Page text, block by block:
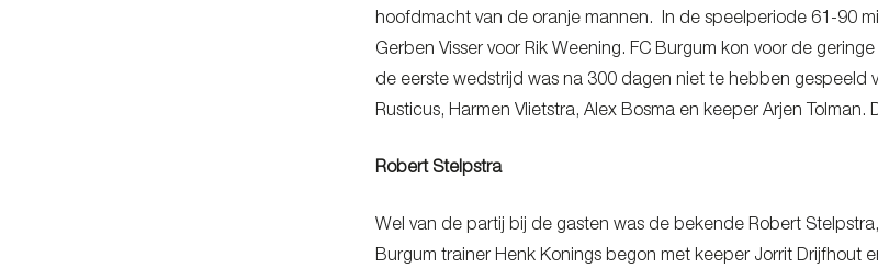
hoofdmacht van de oranje mannen. In de speelperiode 61-90
Gerben Visser voor Rik Weening. FC Burgum kon voor de
de eerste wedstrijd was na 300 dagen niet te hebben gespeeld
Rusticus, Harmen Vlietstra, Alex Bosma en keeper Arjen
Robert Stelpstra
Wel van de partij bij de gasten was de bekende Robert
Burgum trainer Henk Konings begon met keeper Jorrit Drijfhout